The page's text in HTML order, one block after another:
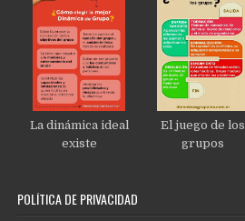
La dinámica ideal
existe
El juego de los
grupos
POLÍTICA DE PRIVACIDAD